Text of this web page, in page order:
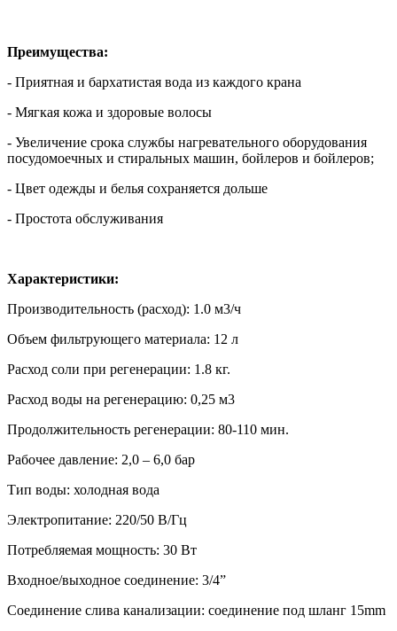
Преимущества:
- Приятная и бархатистая вода из каждого крана
- Мягкая кожа и здоровые волосы
- Увеличение срока службы нагревательного оборудования
посудомоечных и стиральных машин, бойлеров и бойлеров;
- Цвет одежды и белья сохраняется дольше
- Простота обслуживания
Характеристики:
Производительность (расход): 1.0 м3/ч
Объем фильтрующего материала: 12 л
Расход соли при регенерации: 1.8 кг.
Расход воды на регенерацию: 0,25 м3
Продолжительность регенерации: 80-110 мин.
Рабочее давление: 2,0 – 6,0 бар
Тип воды: холодная вода
Электропитание: 220/50 В/Гц
Потребляемая мощность: 30 Вт
Входное/выходное соединение: 3/4”
Соединение слива канализации: соединение под шланг 15mm